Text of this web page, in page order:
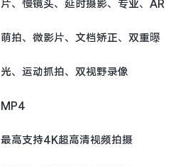
片、慢镜头、延时摄影、专业、AR
萌拍、微影片、文档矫正、双重曝
光、运动抓拍、双视野录像
MP4
最高支持4K超高清视频拍摄